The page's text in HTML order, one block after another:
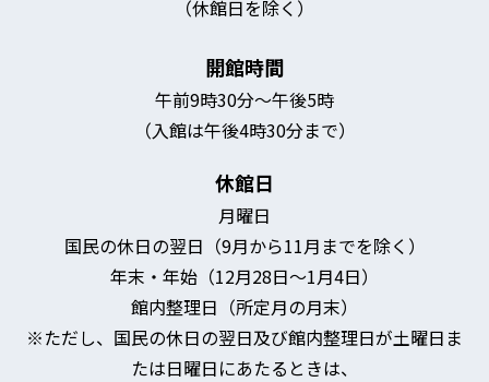
（休館日を除く）
開館時間
午前9時30分～午後5時
（入館は午後4時30分まで）
休館日
月曜日
国民の休日の翌日（9月から11月までを除く）
年末・年始（12月28日～1月4日）
館内整理日（所定月の月末）
※ただし、国民の休日の翌日及び館内整理日が土曜日ま
たは日曜日にあたるときは、